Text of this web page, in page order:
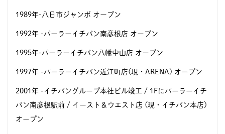
1989年-八日市ジャンボ オープン
1992年 -パーラーイチバン南彦根店 オープン
1995年-パーラーイチバン八幡中山店 オープン
1997年 -パーラーイチバン近江町店(現・ARENA) オープン
2001年 -イチバングループ本社ビル竣工 / 1Fにパーラーイチ
バン南彦根駅前 / イースト＆ウエスト店 (現・イチバン本店)
オープン